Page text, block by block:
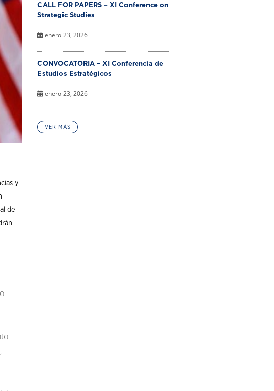
y
de
CALL FOR PAPERS – XI Conference on
Strategic Studies
enero 23, 2026
CONVOCATORIA – XI Conferencia de
Estudios Estratégicos
enero 23, 2026
VER MÁS